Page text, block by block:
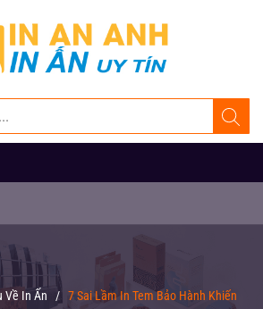
Về In Ấn / 7 Sai Lầm In Tem Bảo Hành Khiến